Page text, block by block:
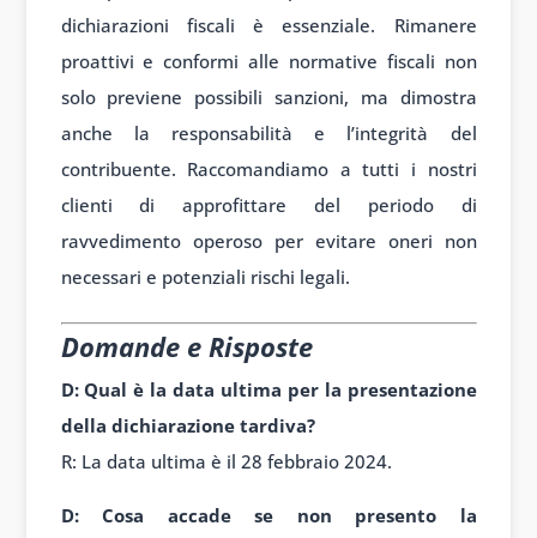
dichiarazioni fiscali è essenziale. Rimanere
proattivi e conformi alle normative fiscali non
solo previene possibili sanzioni, ma dimostra
anche la responsabilità e l’integrità del
contribuente. Raccomandiamo a tutti i nostri
clienti di approfittare del periodo di
ravvedimento operoso per evitare oneri non
necessari e potenziali rischi legali.
Domande e Risposte
D: Qual è la data ultima per la presentazione
della dichiarazione tardiva?
R: La data ultima è il 28 febbraio 2024.
D: Cosa accade se non presento la